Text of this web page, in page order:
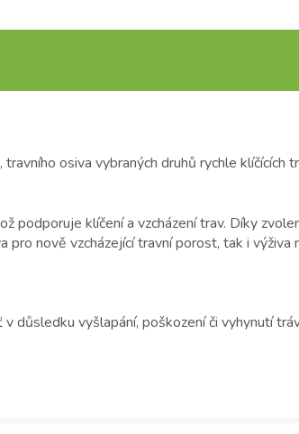
osiva vybraných druhů rychle klíčících
klíčení a vzcházení trav. Díky
nově vzcházející travní porost, tak i
důsledku vyšlapání, poškození či vyhynutí